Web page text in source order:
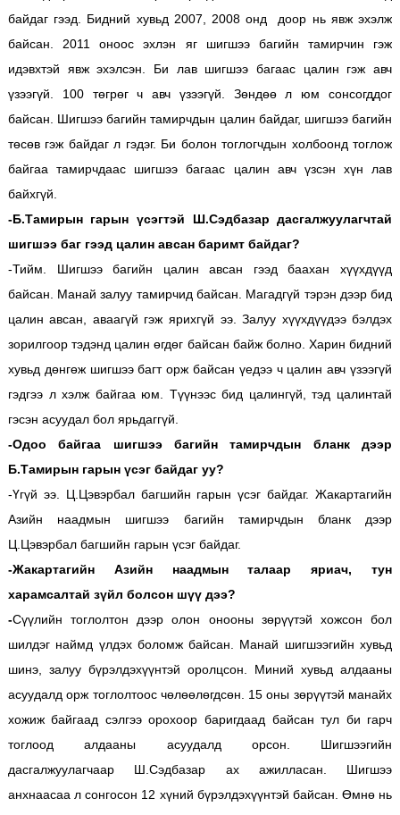
байдаг гээд. Бидний хувьд 2007, 2008 онд доор нь явж эхэлж
байсан. 2011 оноос эхлэн яг шигшээ багийн тамирчин гэж
идэвхтэй явж эхэлсэн. Би лав шигшээ багаас цалин гэж авч
үзээгүй. 100 төгрөг ч авч үзээгүй. Зөндөө л юм сонсогддог
байсан. Шигшээ багийн тамирчдын цалин байдаг, шигшээ багийн
төсөв гэж байдаг л гэдэг. Би болон тоглогчдын холбоонд тоглож
байгаа тамирчдаас шигшээ багаас цалин авч үзсэн хүн лав
байхгүй.
-Б.Тамирын гарын үсэгтэй Ш.Сэдбазар дасгалжуулагчтай
шигшээ баг гээд цалин авсан баримт байдаг?
-Тийм. Шигшээ багийн цалин авсан гээд баахан хүүхдүүд
байсан. Манай залуу тамирчид байсан. Магадгүй тэрэн дээр бид
цалин авсан, аваагүй гэж ярихгүй ээ. Залуу хүүхдүүдээ бэлдэх
зорилгоор тэдэнд цалин өгдөг байсан байж болно. Харин бидний
хувьд дөнгөж шигшээ багт орж байсан үедээ ч цалин авч үзээгүй
гэдгээ л хэлж байгаа юм. Түүнээс бид цалингүй, тэд цалинтай
гэсэн асуудал бол ярьдаггүй.
-Одоо байгаа шигшээ багийн тамирчдын бланк дээр
Б.Тамирын гарын үсэг байдаг уу?
-Үгүй ээ. Ц.Цэвэрбал багшийн гарын үсэг байдаг. Жакартагийн
Азийн наадмын шигшээ багийн тамирчдын бланк дээр
Ц.Цэвэрбал багшийн гарын үсэг байдаг.
-Жакартагийн Азийн наадмын талаар яриач, тун
харамсалтай зүйл болсон шүү дээ?
-Сүүлийн тоглолтон дээр олон онооны зөрүүтэй хожсон бол
шилдэг наймд үлдэх боломж байсан. Манай шигшээгийн хувьд
шинэ, залуу бүрэлдэхүүнтэй оролцсон. Миний хувьд алдааны
асуудалд орж тоглолтоос чөлөөлөгдсөн. 15 оны зөрүүтэй манайх
хожиж байгаад сэлгээ орохоор баригдаад байсан тул би гарч
тоглоод алдааны асуудалд орсон. Шигшээгийн
дасгалжуулагчаар Ш.Сэдбазар ах ажилласан. Шигшээ
анхнаасаа л сонгосон 12 хүний бүрэлдэхүүнтэй байсан. Өмнө нь